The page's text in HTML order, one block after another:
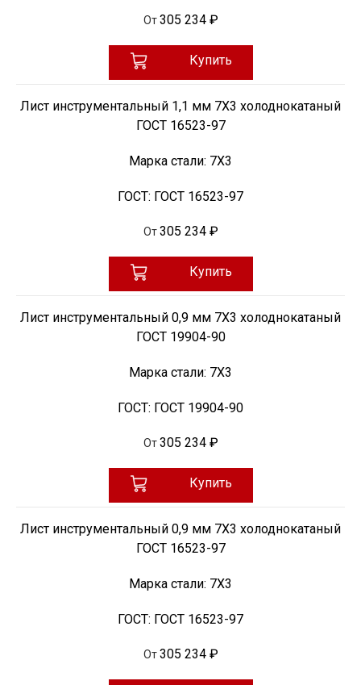
От 305 234 ₽
Купить
Лист инструментальный 1,1 мм 7Х3 холоднокатаный
ГОСТ 16523-97
Марка стали: 7Х3
ГОСТ: ГОСТ 16523-97
От 305 234 ₽
Купить
Лист инструментальный 0,9 мм 7Х3 холоднокатаный
ГОСТ 19904-90
Марка стали: 7Х3
ГОСТ: ГОСТ 19904-90
От 305 234 ₽
Купить
Лист инструментальный 0,9 мм 7Х3 холоднокатаный
ГОСТ 16523-97
Марка стали: 7Х3
ГОСТ: ГОСТ 16523-97
От 305 234 ₽